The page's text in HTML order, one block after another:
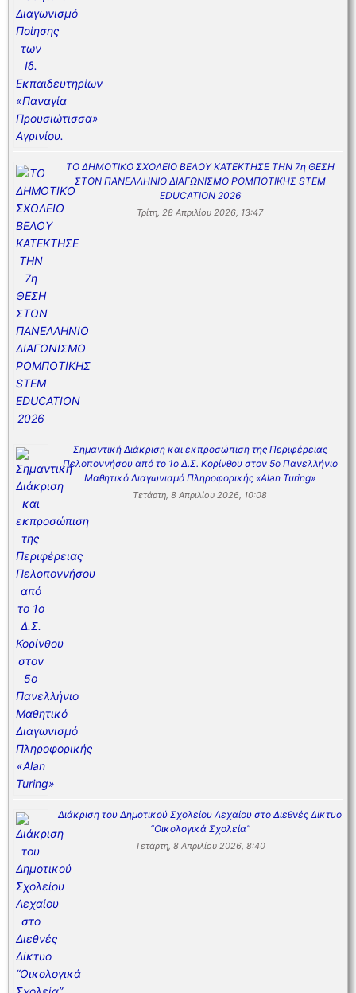
ΤΟ ΔΗΜΟΤΙΚΟ ΣΧΟΛΕΙΟ ΒΕΛΟΥ ΚΑΤΕΚΤΗΣΕ ΤΗΝ 7η ΘΕΣΗ
ΣΤΟΝ ΠΑΝΕΛΛΗΝΙΟ ΔΙΑΓΩΝΙΣΜΟ ΡΟΜΠΟΤΙΚΗΣ STEM
EDUCATION 2026
Τρίτη, 28 Απριλίου 2026, 13:47
Σημαντική Διάκριση και εκπροσώπιση της Περιφέρειας
Πελοποννήσου από το 1ο Δ.Σ. Κορίνθου στον 5ο Πανελλήνιο
Μαθητικό Διαγωνισμό Πληροφορικής «Alan Turing»
Τετάρτη, 8 Απριλίου 2026, 10:08
Διάκριση του Δημοτικού Σχολείου Λεχαίου στο Διεθνές Δίκτυο
“Οικολογικά Σχολεία”
Τετάρτη, 8 Απριλίου 2026, 8:40